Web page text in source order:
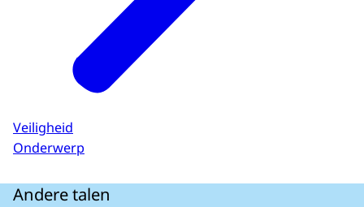
Veiligheid
Onderwerp
Andere talen